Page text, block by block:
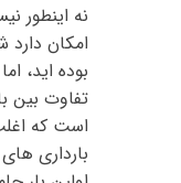
نه اینطور
امکان
بوده اید،
تفاوت بین
است که
بارداری